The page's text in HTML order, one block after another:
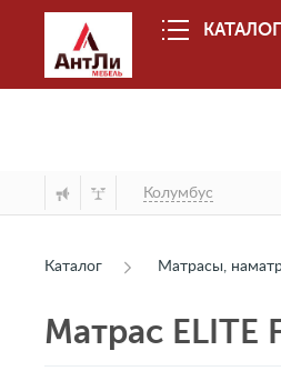
КАТАЛОГ
Колумбус
Каталог Матрасы,
Матрас ELITE